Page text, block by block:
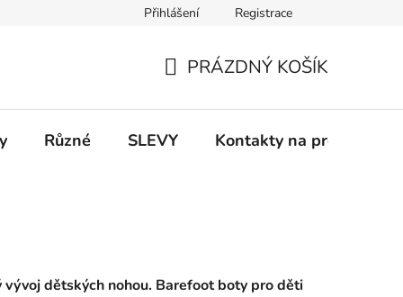
Informace k on-line platbám Odstoupení od
Přihlášení Registrace
KOŠÍK
PRÁZDNÝ KOŠÍK
Různé SLEVY Kontakty na prodejny
dětských nohou. Barefoot boty pro děti